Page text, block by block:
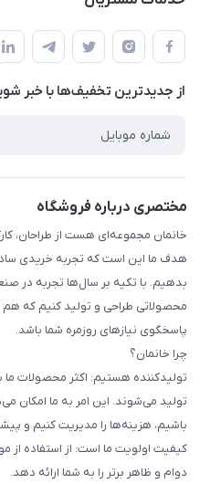
لیست محصولات
درباره ما
قوانین و مقررات
حریم خصوصی
راهنما
از جدید‌ترین تخفیف‌ها با‌ خبر
مختصری درباره فروشگاه
خانمان مجموعه‌ای هست از طراحان،
هدف ما این است که تجربه خریدی
بدهیم. با تکیه بر سال‌ها تجربه در
محصولاتی طراحی و تولید کنیم که هم
پاسخگوی نیازهای روزمره شما باشد.
چرا خانمان؟
تولیدکننده هستیم: اکثر محصولات
تولید می‌شوند. این امر به ما امکان
باشیم، هزینه‌ها را مدیریت کنیم و
کیفیت اولویت ما است: از استفاده از
دوام و ظاهر برتر را به شما ارائه دهد.